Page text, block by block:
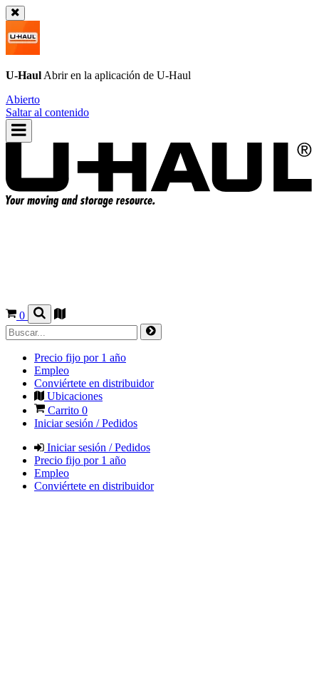
U-Haul Abrir en la aplicación de U-Haul
Abierto
Saltar al contenido
0
Precio fijo por 1 año
Empleo
Conviértete en distribuidor
Ubicaciones
Carrito 0
Iniciar sesión / Pedidos
Iniciar sesión / Pedidos
Precio fijo por 1 año
Empleo
Conviértete en distribuidor